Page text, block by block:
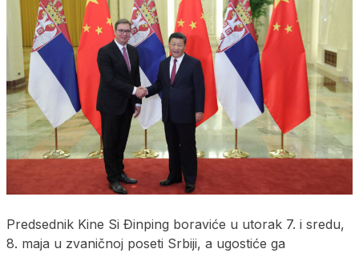
Predsednik Kine Si Đinping boraviće u utorak 7. i sredu,
8. maja u zvaničnoj poseti Srbiji, a ugostiće ga